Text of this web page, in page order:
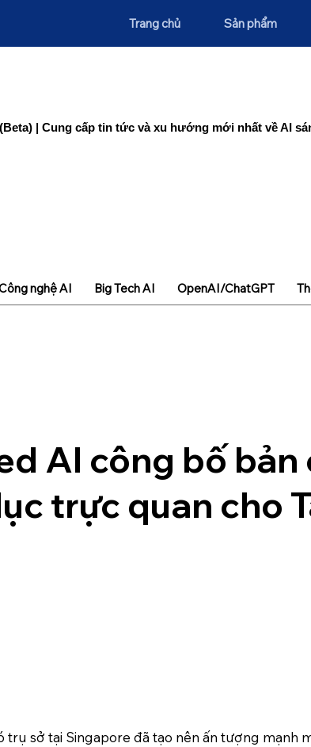
Trang chủ Sản phẩm
| Cung cấp tin tức và xu hướng mới nhất về AI
AI công bố bản
trực quan cho
trụ sở tại Singapore đã tạo nên ấn tượng mạnh
nghệ AI Big Tech AI OpenAI/ChatGPT